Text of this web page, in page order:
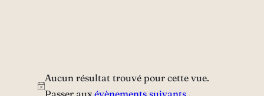
Aucun résultat trouvé pour cette vue.